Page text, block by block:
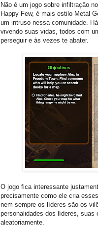
Não é um jogo sobre infiltração
Happy Few, é mais estilo Metal
um intruso nessa comunidade.
vivendo suas vidas, todos com
perseguir e às vezes te abater.
O jogo fica interessante
precisamente como ele cria
nem sempre os líderes são os
personalidades dos líderes, suas
aleatoriamente.